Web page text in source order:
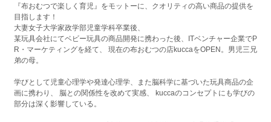
『布おむつで楽しく育児』をモットーに、クオリティの高い商品の提供を
目指します！
大妻女子大学家政学部児童学科卒業後、
某玩具会社にてベビー玩具の商品開発に携わった後、ITベンチャー企業でP
R・マーケティングを経て、 現在の布おむつの店kuccaをOPEN。男児三兄
弟の母。
学びとして児童心理学や発達心理学、また脳科学に基づいた玩具商品の企
画に携わり、 脳との関係性を改めて実感、 kuccaのコンセプトにも学びの
部分は深く影響している。